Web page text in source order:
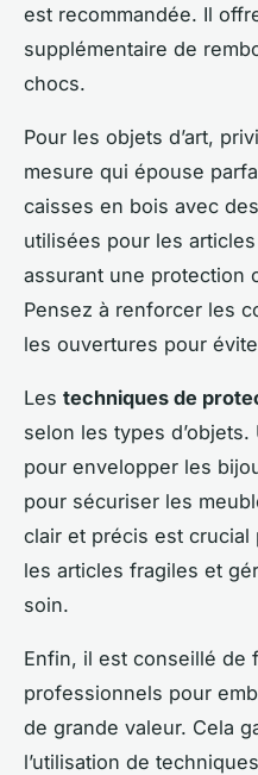
est recommandée. Il
supplémentaire de
chocs.
Pour les objets d’art,
mesure qui épouse
caisses en bois avec
utilisées pour les
assurant une protection
Pensez à renforcer les
les ouvertures pour
Les techniques de
selon les types
pour envelopper les
pour sécuriser les
clair et précis est
les articles fragiles et
soin.
Enfin, il est conseillé de
professionnels pour
de grande valeur. Cela
l’utilisation de